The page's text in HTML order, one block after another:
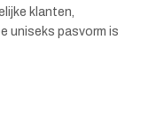
klanten,
uniseks pasvorm is